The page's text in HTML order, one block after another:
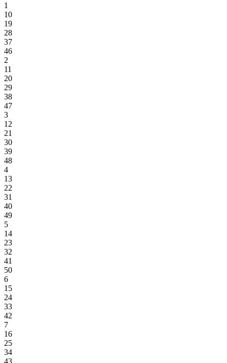
1
10
19
28
37
46
2
11
20
29
38
47
3
12
21
30
39
48
4
13
22
31
40
49
5
14
23
32
41
50
6
15
24
33
42
7
16
25
34
43